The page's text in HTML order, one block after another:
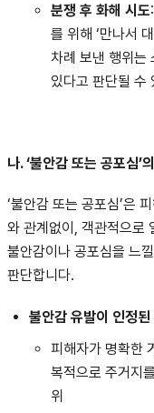
분쟁 후 화해 시도
를 위해 ‘만나서
차례 보낸 행위는
있다고 판단될 수
나. ‘불안감 또는 공포심’
‘불안감 또는 공포심’은
와 관계없이, 객관적으로
불안감이나 공포심을 느
판단합니다.
불안감 유발이 인정된
피해자가 명확한
복적으로 주거지
위